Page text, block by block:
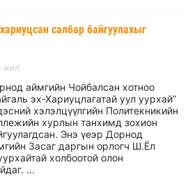
салбар байгуулахыг
жил
аймгийн Чойбалсан хотноо
эх-Хариуцлагатай уул уурхай”
хэлэлцүүлгийн Политекникийн
хурлын танхимд зохион
Энэ үеэр Дорнод
Засаг даргын орлогч Ш.Ёл
холбоотой олон
...